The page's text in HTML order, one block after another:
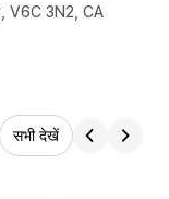
V6C 3N2, CA
सभी देखें